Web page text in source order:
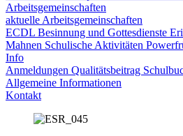
Arbeitsgemeinschaften
aktuelle Arbeitsgemeinschaften
ECDL Besinnung und Gottesdienste
Mahnen Schulische Aktivitäten
Info
Anmeldungen Qualitätsbeitrag
Allgemeine Informationen
Kontakt